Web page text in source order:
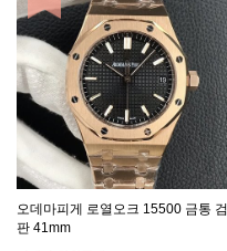
오데마피게 로열오크 15500 금통 검
판 41mm